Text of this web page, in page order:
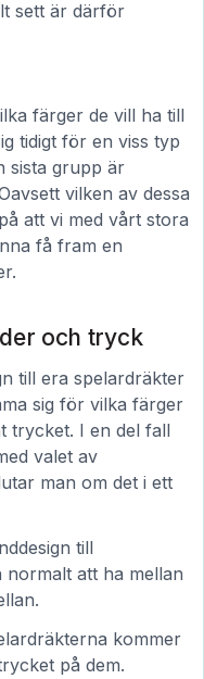
sett är därför
färger de vill ha till
tidigt för en viss typ
sista grupp är
vilken av dessa
att vi med vårt stora
få fram en
och tryck
till era spelardräkter
sig för vilka färger
trycket. I en del fall
valet av
man om det i ett
till
att ha mellan
kommer
på dem.